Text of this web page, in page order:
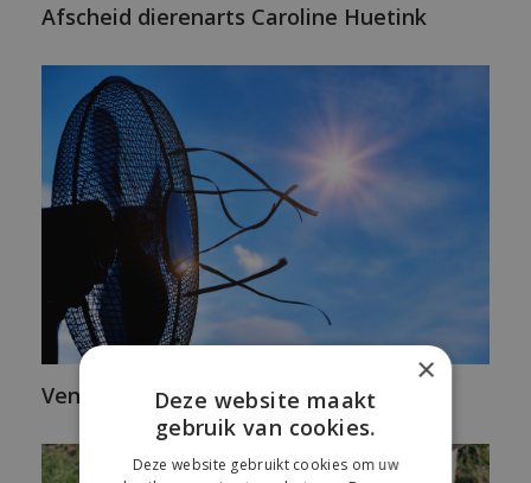
Afscheid dierenarts Caroline Huetink
Ventilatie van koeienstallen
×
Deze website maakt
gebruik van cookies.
Deze website gebruikt cookies om uw